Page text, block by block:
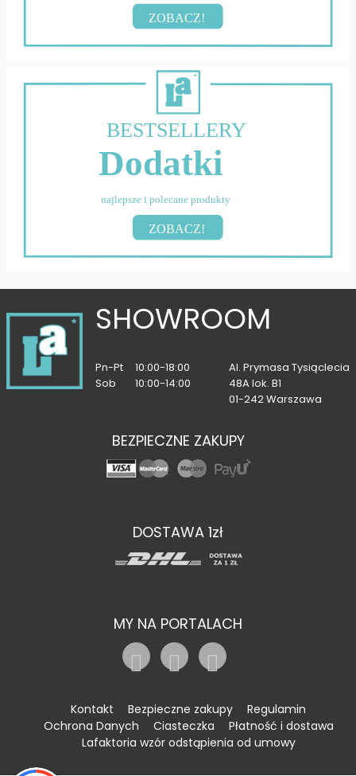
ZOBACZ!
BESTSELLERY
Dodatki
najlepsze i polecane produkty
ZOBACZ!
SHOWROOM
Pn-Pt
10:00-18:00
Sob
10:00-14:00
Al. Prymasa Tysiąclecia
48A lok. B1
01-242 Warszawa
BEZPIECZNE ZAKUPY
DOSTAWA 1zł
MY NA PORTALACH
Kontakt Bezpieczne zakupy
Regulamin
Ochrona Danych
Ciasteczka
Płatność i dostawa
Lafaktoria wzór odstąpienia od umowy